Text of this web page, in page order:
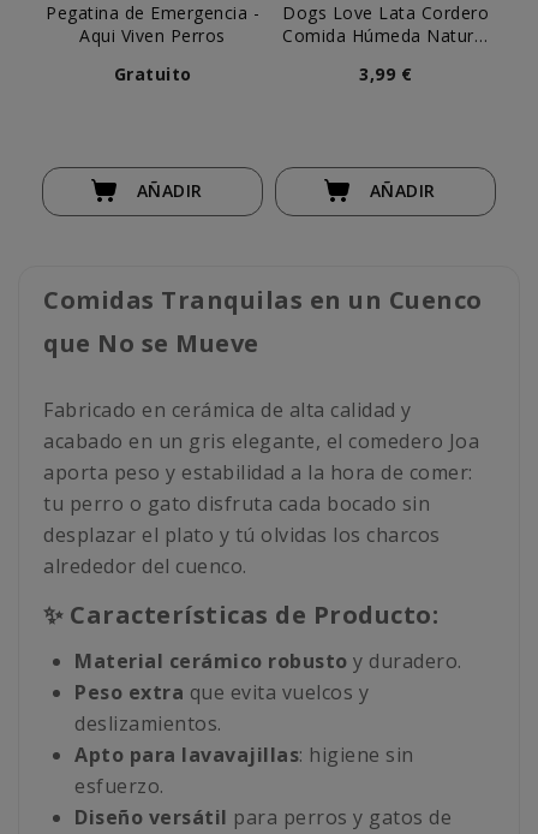
Pegatina de Emergencia -
Aqui Viven Perros
Gratuito
AÑADIR
Dogs Love Lata Cordero
Comida Húmeda Natural
3,99 €
AÑADIR
Comidas Tranquilas en un Cuenco
que No se Mueve
Fabricado en cerámica de alta calidad y
acabado en un gris elegante, el comedero Joa
aporta peso y estabilidad a la hora de comer:
tu perro o gato disfruta cada bocado sin
desplazar el plato y tú olvidas los charcos
alrededor del cuenco.
✨ Características de Producto:
Material cerámico robusto y duradero.
Peso extra que evita vuelcos y
deslizamientos.
Apto para lavavajillas: higiene sin
esfuerzo.
Diseño versátil para perros y gatos de